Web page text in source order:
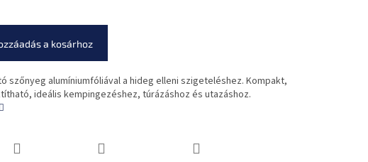
a kosárhoz
szőnyeg alumíniumfóliával a hideg elleni szigeteléshez. Kompakt,
ideális kempingezéshez, túrázáshoz és utazáshoz.